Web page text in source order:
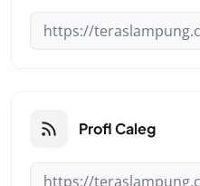
Profl Caleg